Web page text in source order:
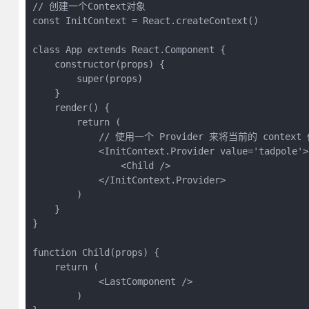
// 创建一个Context对象
const InitContext = React.createContext()
class App extends React.Component {
    constructor(props) {
        super(props)
    }
    render() {
        return (
// 使用一个 Provider 来将当前的 context
            <InitContext.Provider value='tadpole'>
                <Child />
            </InitContext.Provider>
        )
    }
}
function Child(props) {
    return (
            <LastComponent />
        )